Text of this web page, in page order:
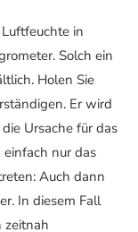
in
Solch ein
Holen Sie
Er wird
Ursache für das
nur das
Auch dann
In diesem Fall
zeitnah